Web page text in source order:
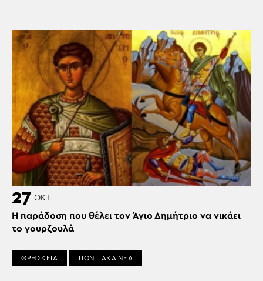
27 ΟΚΤ
Η παράδοση που θέλει τον Άγιο Δημήτριο να νικάει
το γουρζουλά
ΘΡΗΣΚΕΙΑ ΠΟΝΤΙΑΚΑ ΝΕΑ